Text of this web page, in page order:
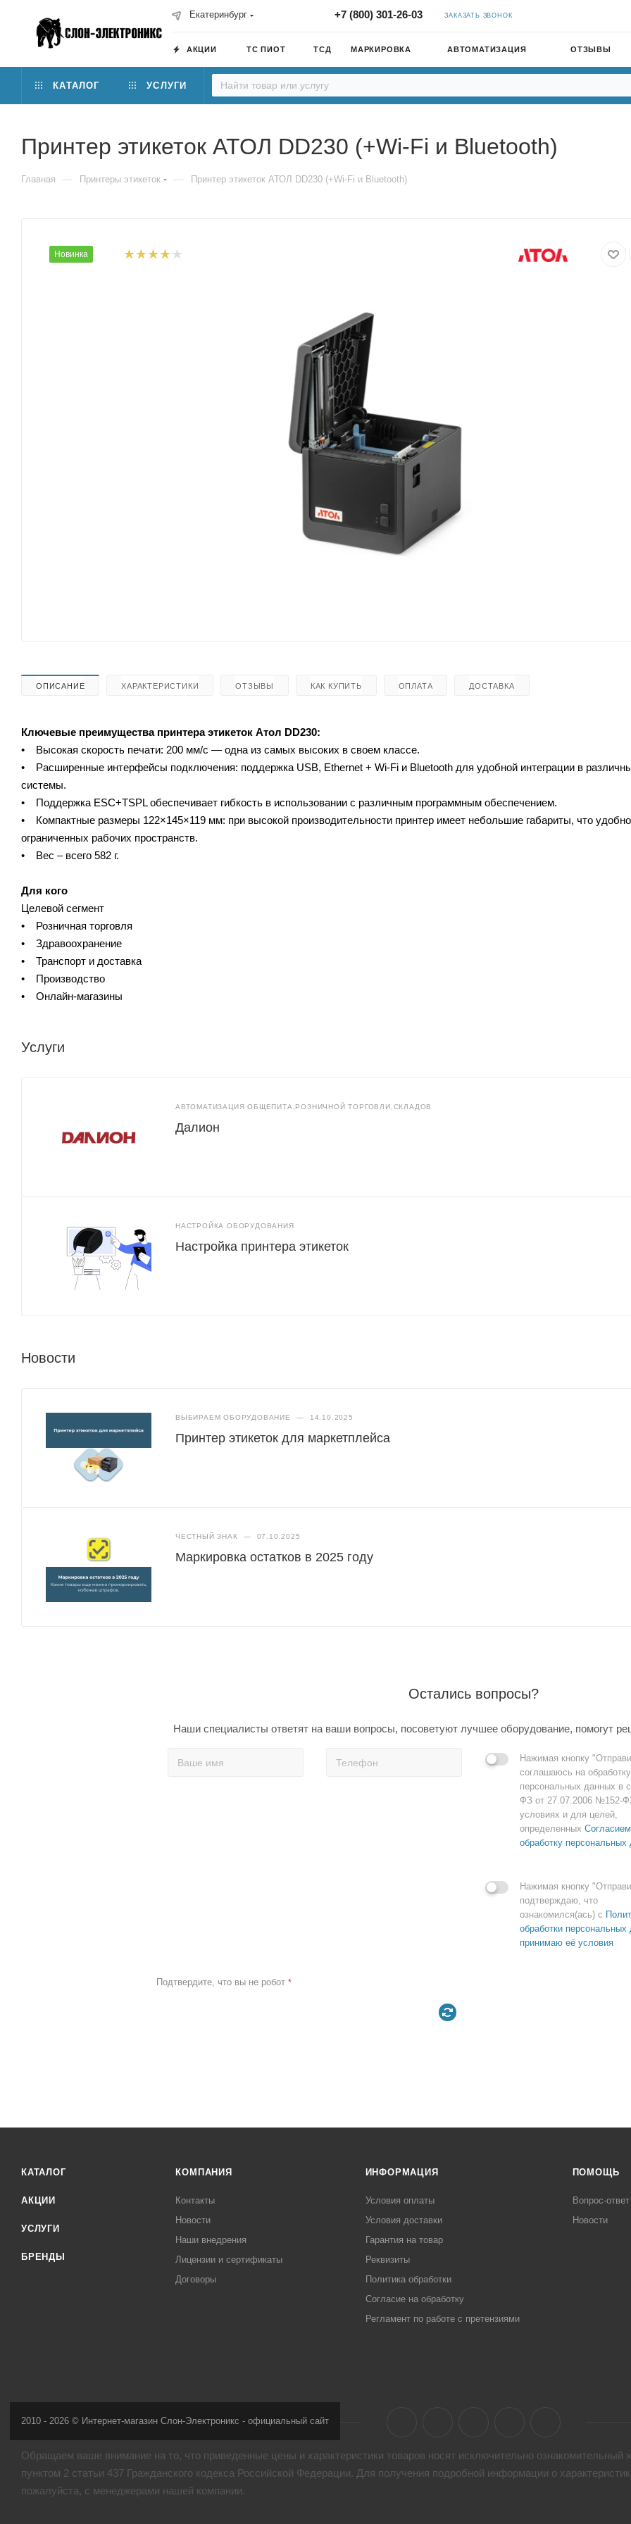
Екатеринбург +7 (800) 301-26-03 ЗАКАЗАТЬ ЗВОНОК
АКЦИИ ТС ПИОТ ТСД МАРКИРОВКА АВТОМАТИЗАЦИЯ ОТЗЫВЫ
КАТАЛОГ УСЛУГИ
Принтер этикеток АТОЛ DD230 (+Wi-Fi и Bluetooth)
Главная — Принтеры этикеток — Принтер этикеток АТОЛ DD230 (+Wi-Fi и Bluetooth)
Новинка
ОПИСАНИЕ ХАРАКТЕРИСТИКИ ОТЗЫВЫ КАК КУПИТЬ ОПЛАТА ДОСТАВКА
Ключевые преимущества принтера этикеток Атол DD230:
• Высокая скорость печати: 200 мм/с — одна из самых высоких в своем классе.
• Расширенные интерфейсы подключения: поддержка USB, Ethernet + Wi-Fi и Bluetooth для удобной интеграции в
системы.
• Поддержка ESC+TSPL обеспечивает гибкость в использовании с различным программным обеспечением.
• Компактные размеры 122×145×119 мм: при высокой производительности принтер имеет небольшие габариты, что
ограниченных рабочих пространств.
• Вес – всего 582 г.
Для кого
Целевой сегмент
• Розничная торговля
• Здравоохранение
• Транспорт и доставка
• Производство
• Онлайн-магазины
Услуги
АВТОМАТИЗАЦИЯ ОБЩЕПИТА,РОЗНИЧНОЙ ТОРГОВЛИ,СКЛАДОВ
Далион
НАСТРОЙКА ОБОРУДОВАНИЯ
Настройка принтера этикеток
Новости
ВЫБИРАЕМ ОБОРУДОВАНИЕ — 14.10.2025
Принтер этикеток для маркетплейса
ЧЕСТНЫЙ ЗНАК — 07.10.2025
Маркировка остатков в 2025 году
Остались вопросы?
Наши специалисты ответят на ваши вопросы, посоветуют лучшее оборудование, помогут
Нажимая кнопку
соглашаюсь на
персональных данных в
ФЗ от 27.07.2006 №152-
условиях и для целей,
определенных
обработку персональных
Нажимая кнопку
подтверждаю, что
ознакомился(ась) с
обработки персональных
принимаю её условия
Подтвердите, что вы не робот *
КАТАЛОГ
АКЦИИ
УСЛУГИ
БРЕНДЫ
КОМПАНИЯ
Контакты
Новости
Наши внедрения
Лицензии и сертификаты
Договоры
ИНФОРМАЦИЯ
Условия оплаты
Условия доставки
Гарантия на товар
Реквизиты
Политика обработки
Согласие на обработку
Регламент по работе с претензиями
ПОМОЩЬ
Вопрос-ответ
Новости
2010 - 2026 © Интернет-магазин Слон-Электроникс - официальный сайт
Обращаем ваше внимание на то, что приведенные цены и характеристики товaров носят исключительно ознакомительный
пунктом 2 статьи 437 Гражданского кодекса Российской Федерации. Для получения подробной информации о
пожалуйста, с менеджерами нашей компании.